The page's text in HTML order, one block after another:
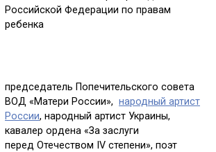
Российской Федерации по правам
ребенка
председатель Попечительского совета
ВОД «Матери России», народный артист
России, народный артист Украины,
кавалер ордена «За заслуги
перед Отечеством IV степени», поэт